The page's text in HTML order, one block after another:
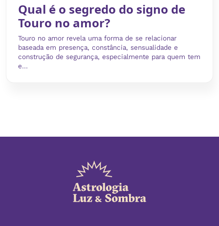
Qual é o segredo do signo de
Touro no amor?
Touro no amor revela uma forma de se relacionar
baseada em presença, constância, sensualidade e
construção de segurança, especialmente para quem tem
e...